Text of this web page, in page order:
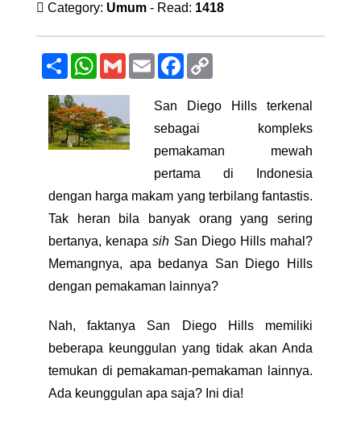
Category: Umum - Read: 1418
SambungWhatsApp
Gmail Email Facebook
San Diego Hills terkenal
sebagai kompleks
pemakaman mewah
pertama di Indonesia
dengan harga makam yang terbilang fantastis.
Tak heran bila banyak orang yang sering
bertanya, kenapasih San Diego Hills mahal?
Memangnya, apa bedanya San Diego Hills
dengan pemakaman lainnya?
Nah, faktanya San Diego Hills memiliki
beberapa keunggulan yang tidak akan Anda
temukan di pemakaman-pemakaman lainnya.
Ada keunggulan apa saja? Ini dia!